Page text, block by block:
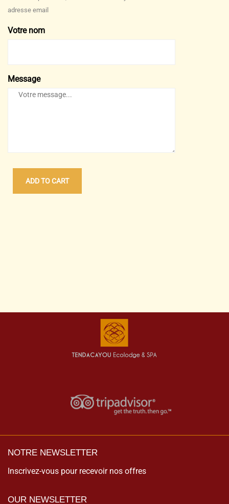
adresse email
Votre nom
Message
ADD TO CART
NOTRE NEWSLETTER
Inscrivez-vous pour recevoir nos offres
OUR NEWSLETTER